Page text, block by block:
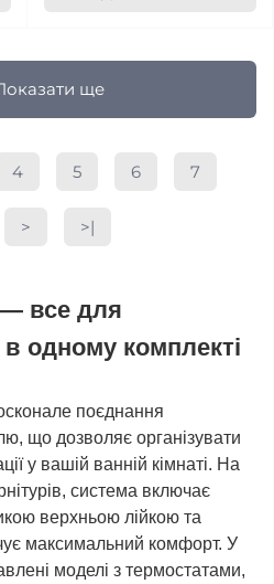
ще
4 5 6 7
> >|
все для
одному комплекті
поєднання
що дозволяє організувати
у вашій ванній кімнаті. На
система включає
верхньою лійкою та
максимальний комфорт. У
моделі з термостатами,